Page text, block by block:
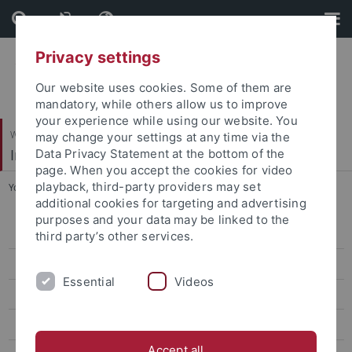
Skip
to
content
Skip
to
footer
Wirtschafts- und Sozialwissenschaftliche Fakultät
Institut für Politikwissenschaft
You are here: Startseite ... Jurorentätigkeiten
Zur Person von apl. Professor Dr. Dr. Jörg Tremmel
Wissenschaftliche Monographien
Privacy settings
Our website uses cookies. Some of them are
mandatory, while others allow us to improve
your experience while using our website. You
may change your settings at any time via the
Data Privacy Statement at the bottom of the
page. When you accept the cookies for video
playback, third-party providers may set
additional cookies for targeting and advertising
purposes and your data may be linked to the
third party’s other services.
Essential Videos